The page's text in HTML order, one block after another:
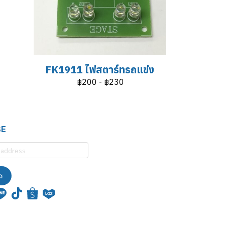
FK1911 ไฟสตาร์ทรถแข่ง
฿200 - ฿230